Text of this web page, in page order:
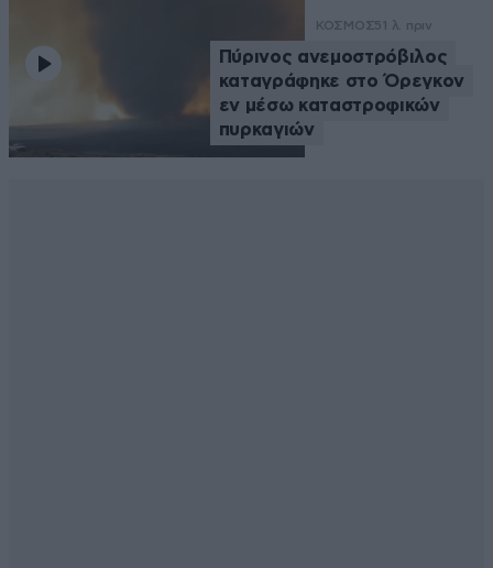
ΚΟΣΜΟΣ51 λ. πριν
Πύρινος ανεμοστρόβιλος
καταγράφηκε στο Όρεγκον
εν μέσω καταστροφικών
πυρκαγιών